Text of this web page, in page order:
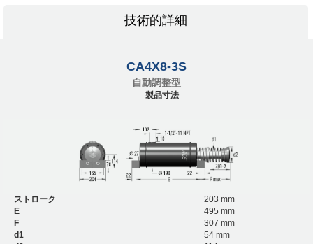
技術的詳細
CA4X8-3S
自動調整型
製品寸法
ストローク
203 mm
E
495 mm
F
307 mm
d1
54 mm